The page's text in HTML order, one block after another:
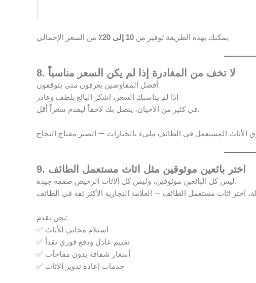
يمكنك بهذه الطريقة توفير من 10 إلى 20٪ من السعر الإجمالي.
8. لا تخف من المغادرة إذا لم يكن السعر مناسباً
أفضل المفاوضين يعرفون متى يتوقفون.
إذا لم يناسبك السعر، اشكر البائع بلطف وغادر.
في كثير من الأحيان، يتصل بك لاحقاً ليقدم سعراً أقل.
9. اختر بائعين موثوقين مثل اثاث مستعمل الطائف
ليس كل البائعين موثوقين، وليس كل الأثاث الرخيص صفقة جيدة.
نحن نقدم:
✅ استلام مجاني للأثاث
✅ تقييم عادل ودفع فوري نقداً
✅ أسعار شفافة بدون مفاجآت
✅ خدمات إعادة تدوير الأثاث